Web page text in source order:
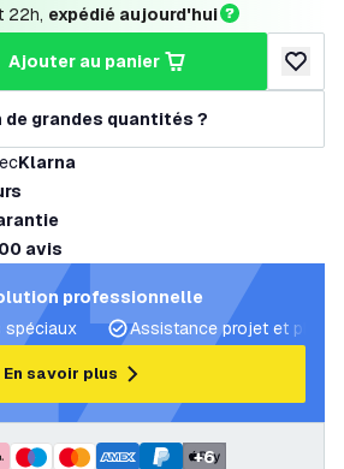
22h, expédié aujourd'hui
la quantité
ajouter au panier
de grandes quantités ?
Klarna
avis
professionnelle
spéciaux
Assistance projet et plans
En savoir plus
+6